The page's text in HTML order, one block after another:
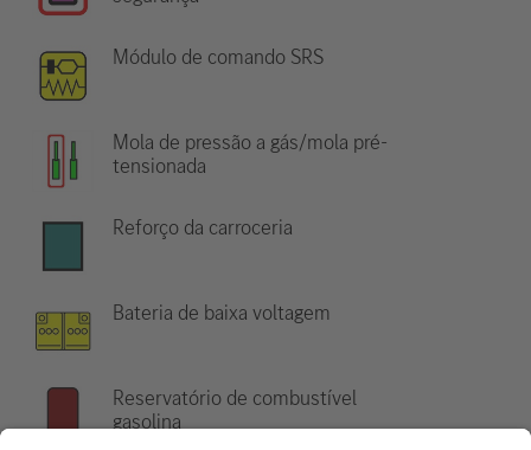
Módulo de comando SRS
Mola de pressão a gás/mola pré-
tensionada
Reforço da carroceria
Bateria de baixa voltagem
Reservatório de combustível
gasolina